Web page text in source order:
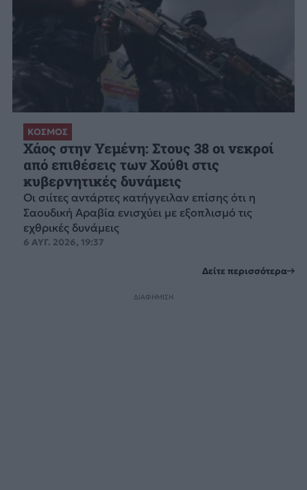
ΚΟΣΜΟΣ
Χάος στην Υεμένη: Στους 38 οι νεκροί
από επιθέσεις των Χούθι στις
κυβερνητικές δυνάμεις
Οι σιίτες αντάρτες κατήγγειλαν επίσης ότι η
Σαουδική Αραβία ενισχύει με εξοπλισμό τις
εχθρικές δυνάμεις
6 ΑΥΓ. 2026, 19:37
Δείτε περισσότερα
ΔΙΑΦΗΜΙΣΗ